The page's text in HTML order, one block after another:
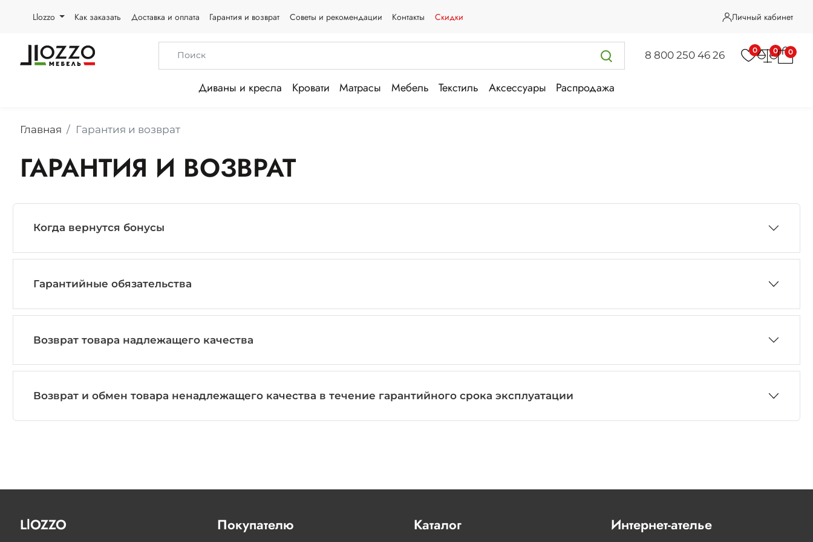
Llozzo Как заказать Доставка и оплата Гарантия и возврат Советы и рекомендации Контакты Скидки Личный кабинет
8 800 250 46 26 0 0 0
Диваны и кресла Кровати Матрасы Мебель Текстиль Аксессуары Распродажа
Главная Гарантия и возврат
ГАРАНТИЯ И ВОЗВРАТ
Когда вернутся бонусы
Гарантийные обязательства
Возврат товара надлежащего качества
Возврат и обмен товара ненадлежащего качества в течение гарантийного срока эксплуатации
LlOZZO Покупателю Каталог Интернет-ателье